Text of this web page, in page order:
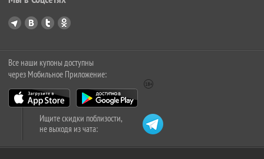
Все наши купоны доступны
через Мобильное Приложение:
Ищите скидки поблизости,
не выходя из чата: